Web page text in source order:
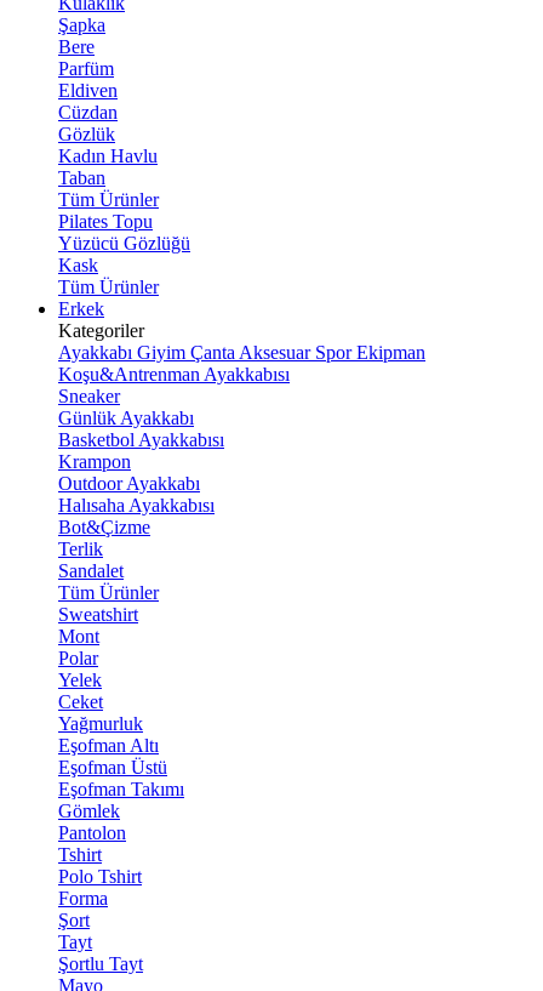
Şapka
Bere
Parfüm
Eldiven
Cüzdan
Gözlük
Kadın Havlu
Taban
Tüm Ürünler
Pilates Topu
Yüzücü Gözlüğü
Kask
Tüm Ürünler
Erkek
Kategoriler
Ayakkabı Giyim Çanta Aksesuar Spor Ekipman
Koşu&Antrenman Ayakkabısı
Sneaker
Günlük Ayakkabı
Basketbol Ayakkabısı
Krampon
Outdoor Ayakkabı
Halısaha Ayakkabısı
Bot&Çizme
Terlik
Sandalet
Tüm Ürünler
Sweatshirt
Mont
Polar
Yelek
Ceket
Yağmurluk
Eşofman Altı
Eşofman Üstü
Eşofman Takımı
Gömlek
Pantolon
Tshirt
Polo Tshirt
Forma
Şort
Tayt
Şortlu Tayt
Mayo